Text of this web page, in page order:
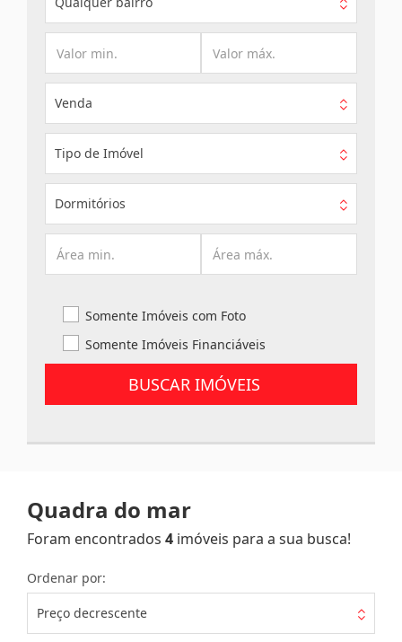
Venda
Tipo de Imóvel
Dormitórios
Somente Imóveis com Foto
Somente Imóveis Financiáveis
BUSCAR IMÓVEIS
Quadra do mar
Foram encontrados 4 imóveis para a sua busca!
Ordenar por:
Preço decrescente